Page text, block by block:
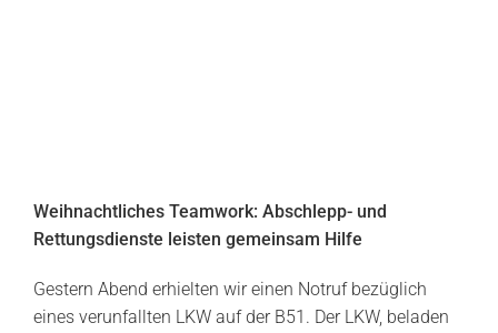
Weihnachtliches Teamwork: Abschlepp- und
Rettungsdienste leisten gemeinsam Hilfe
Gestern Abend erhielten wir einen Notruf bezüglich
eines verunfallten LKW auf der B51. Der LKW, beladen